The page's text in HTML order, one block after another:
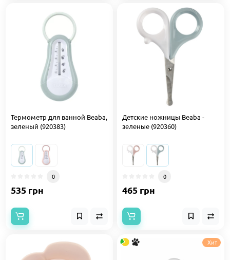
Термометр для ванной Beaba,
зеленый (920383)
0
535 грн
Детские ножницы Beaba -
зеленые (920360)
0
465 грн
Хит